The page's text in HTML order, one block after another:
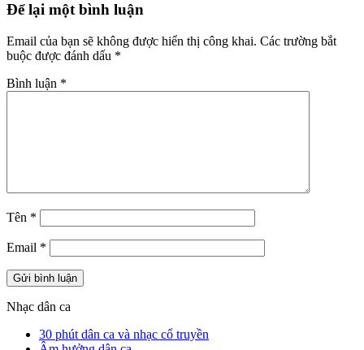
Để lại một bình luận
Email của bạn sẽ không được hiển thị công khai. Các trường bắt
buộc được đánh dấu *
Bình luận *
Tên *
Email *
Nhạc dân ca
30 phút dân ca và nhạc cổ truyền